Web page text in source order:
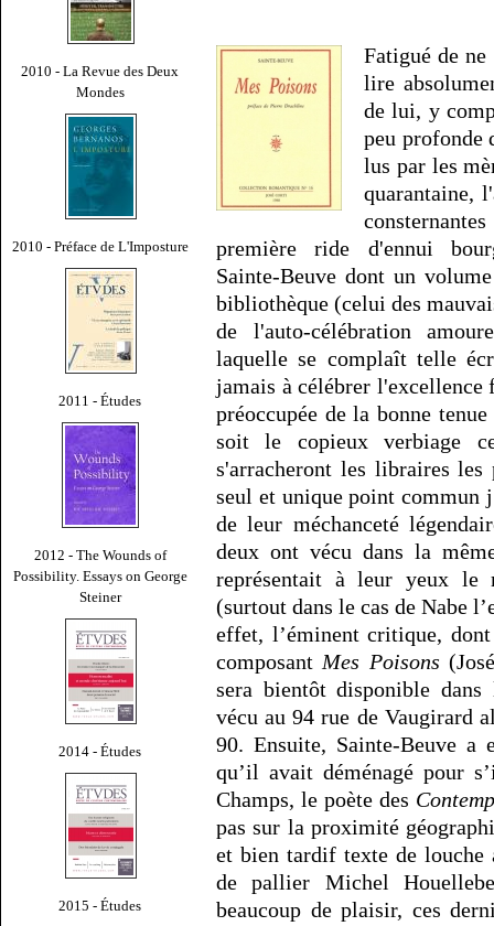
2010 - La Revue des Deux
Mondes
2010 - Préface de L'Imposture
2011 - Études
2012 - The Wounds of
Possibility. Essays on George
Steiner
2014 - Études
2015 - Études
Fatigué de
lire
de lui, y
peu profonde
lus par les
quarantaine,
première ride d'ennui
Sainte-Beuve dont un
bibliothèque (celui des
de l'auto-célébration
laquelle se complaît telle
jamais à célébrer l'excellence
préoccupée de la bonne
soit le copieux verbiage
s'arracheront les libraires
seul et unique point commun
de leur méchanceté
deux ont vécu dans la
représentait à leur yeux le
(surtout dans le cas de Nabe
effet, l’éminent critique,
composant Mes Poisons
sera bientôt disponible
vécu au 94 rue de Vaugirard
90. Ensuite, Sainte-Beuve a
qu’il avait déménagé pour
Champs, le poète des
pas sur la proximité
et bien tardif texte de
de pallier Michel
beaucoup de plaisir, ces